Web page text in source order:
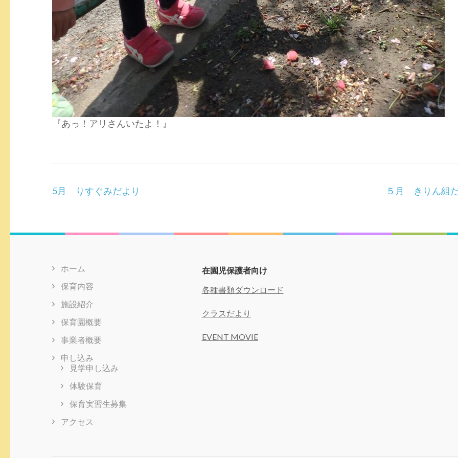
『あっ！アリさんいたよ！』
投
ゲ
シ
ョ
ン
5月 りすぐみだより ５月 きりん組
ホーム
保育内容
施設紹介
保育園概要
事業者概要
申し込み
見学申し込み
体験保育
保育実習生募集
アクセス
在園児保護者向け
各種書類ダウンロード
クラスだより
EVENT MOVIE